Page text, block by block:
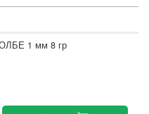
1 мм 8 гр